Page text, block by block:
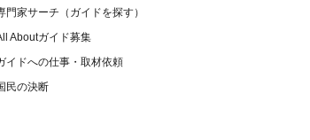
門家サーチ（ガイドを探す）
Aboutガイド募集
イドへの仕事・取材依頼
民の決断